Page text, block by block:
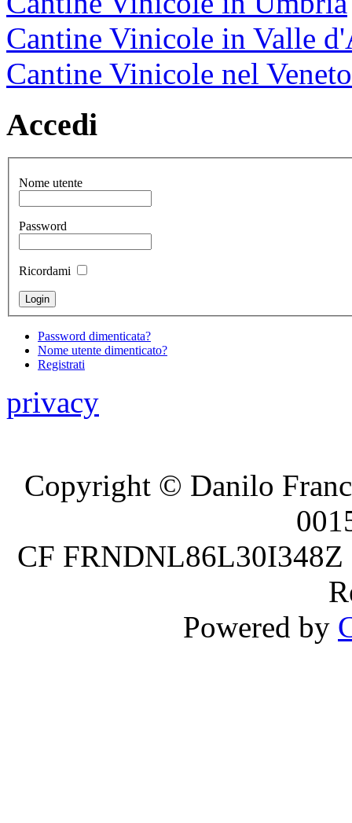
Cantine Vinicole in Valle
Cantine Vinicole nel Veneto
Accedi
Nome utente
Password
Ricordami
Password dimenticata?
Nome utente dimenticato?
Registrati
privacy
Copyright © Danilo
CF
Powered by